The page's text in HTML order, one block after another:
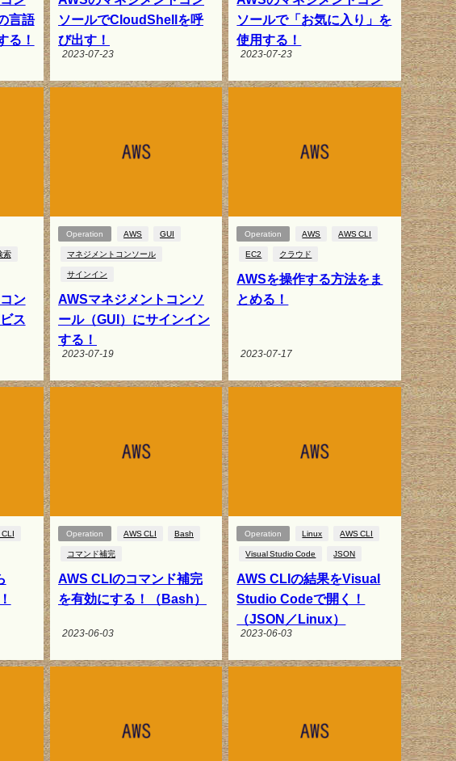
言語
る！
ソールでCloudShellを呼
び出す！
2023-07-23
ソールで「お気に入り」を
使用する！
2023-07-23
索
ン
ス
Operation AWS GUI
マネジメントコンソール
サインイン
AWSマネジメントコンソ
ール（GUI）にサインイン
する！
2023-07-19
Operation AWS AWS CLI
EC2 クラウド
AWSを操作する方法をま
とめる！
2023-07-17
Operation AWS CLI Bash
コマンド補完
AWS CLIのコマンド補完
を有効にする！（Bash）
2023-06-03
Operation Linux AWS CLI
Visual Studio Code JSON
AWS CLIの結果をVisual
Studio Codeで開く！
（JSON／Linux）
2023-06-03